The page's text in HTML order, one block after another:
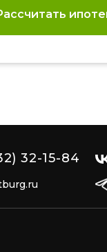
32-15-84